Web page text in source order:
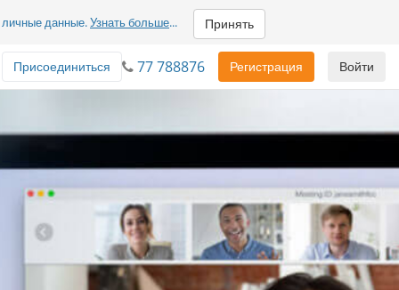
данные.Узнать больше... Принять
Войти
Регистрация
77 788876
Присоединиться